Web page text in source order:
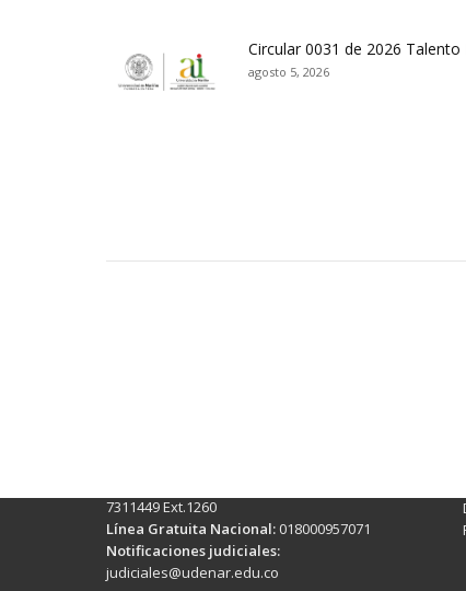
Circular 0031 de 2026 Talento
agosto 5, 2026
7311449 Ext.1260
Línea Gratuita Nacional: 018000957071
Notificaciones judiciales:
judiciales@udenar.edu.co